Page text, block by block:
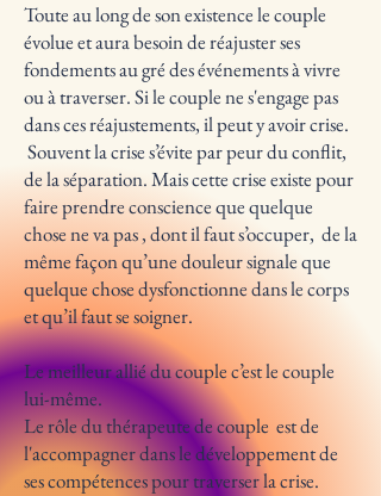
Toute au long de son existence le couple
évolue et aura besoin de réajuster ses
fondements au gré des événements à vivre
ou à traverser. Si le couple ne s'engage pas
dans ces réajustements, il peut y avoir crise.
Souvent la crise s’évite par peur du conflit,
de la séparation. Mais cette crise existe pour
faire prendre conscience que quelque
chose ne va pas , dont il faut s’occuper, de la
même façon qu’une douleur signale que
quelque chose dysfonctionne dans le corps
et qu’il faut se soigner.
Le meilleur allié du couple c’est le couple
lui-même.
Le rôle du thérapeute de couple est de
l'accompagner dans le développement de
ses compétences pour traverser la crise.